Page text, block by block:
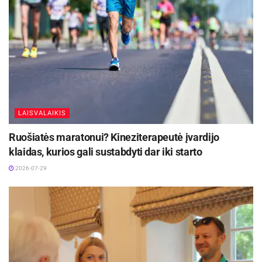
organizmas suvoks sotumą ir nepersivalgysime“,
– pataria J. Aganauskaitė-Žukaitė.
Aktualios naujienos
Iki dešimtadalio skubiosios medicinos pagalbos
paslaugų galės būti suteiktos išplėstinės
Jonavos ligoninėje gimė 300-asis šių metų
kūdikis
Anot vaistininkės, kai kuriems naudinga vesti
suvartojamo maisto žurnalą ar į priekį suplanuoti
ir pasiruošti, kada ir ką valgysite. Tai padėtų
lengviau pastebėti, kas padeda arba trukdo
LAISVALAIKIS
Ruošiatės maratonui? Kineziterapeutė įvardijo
klaidas, kurios gali sustabdyti dar iki starto
2026-07-29